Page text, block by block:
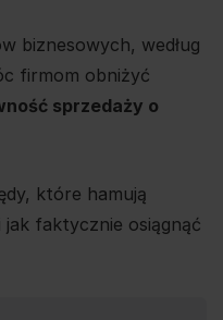
biznesowych, według
firmom obniżyć
sprzedaży o
które hamują
faktycznie osiągnąć